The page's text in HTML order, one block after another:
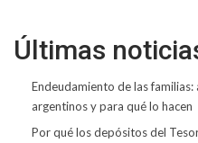
Últimas
Endeudamiento de las
argentinos y para qué lo hacen
Por qué los depósitos del